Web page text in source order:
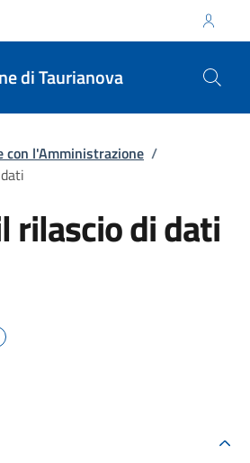
di Taurianova
con l'Amministrazione /
rilascio di dati